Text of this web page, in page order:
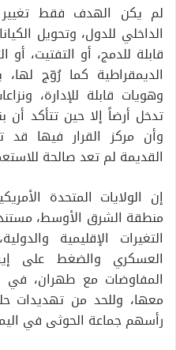
لم يكن الهدف فقط تغيير
الداخلي للدول، وتحويل
قابلة للدمج، أو التفتيت،
الديمقراطية كما رُوّج
وهويات قابلة للإدارة،
تدخل أرضاً إلا حين تتأكد أن
وأن مركز القرار فيها قد
القديمة لم تعد صالحة
إن الولايات المتحدة
منطقة الشرق الأوسط،
التغيرات الإقليمية
العسكري والضغط على
المفاوضات مع طهران، في
معها، وللحد من تهديدات
رأسهم جماعة الحوثى في